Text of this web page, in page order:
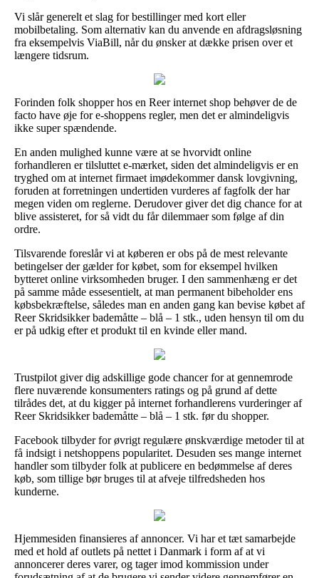
Vi slår generelt et slag for bestillinger med kort eller
mobilbetaling. Som alternativ kan du anvende en afdragsløsning
fra eksempelvis ViaBill, når du ønsker at dække prisen over et
længere tidsrum.
Forinden folk shopper hos en Reer internet shop behøver de de
facto have øje for e-shoppens regler, men det er almindeligvis
ikke super spændende.
En anden mulighed kunne være at se hvorvidt online
forhandleren er tilsluttet e-mærket, siden det almindeligvis er en
tryghed om at internet firmaet imødekommer dansk lovgivning,
foruden at forretningen undertiden vurderes af fagfolk der har
megen viden om reglerne. Derudover giver det dig chance for at
blive assisteret, for så vidt du får dilemmaer som følge af din
ordre.
Tilsvarende foreslår vi at køberen er obs på de mest relevante
betingelser der gælder for købet, som for eksempel hvilken
bytteret online virksomheden bruger. I den sammenhæng er det
på samme måde essesentielt, at man permanent bibeholder ens
købsbekræftelse, således man en anden gang kan bevise købet af
Reer Skridsikker bademåtte – blå – 1 stk., uden hensyn til om du
er på udkig efter et produkt til en kvinde eller mand.
Trustpilot giver dig adskillige gode chancer for at gennemrode
flere nuværende konsumenters ratings og på grund af dette
tilrådes det, at du kigger på internet forhandlerens vurderinger af
Reer Skridsikker bademåtte – blå – 1 stk. før du shopper.
Facebook tilbyder for øvrigt regulære ønskværdige metoder til at
få indsigt i netshoppens popularitet. Desuden ses mange internet
handler som tilbyder folk at publicere en bedømmelse af deres
køb, som tillige bør bruges til at afveje tilfredsheden hos
kunderne.
Hjemmesiden finansieres af annoncer. Vi har et tæt samarbejde
med et hold af outlets på nettet i Danmark i form af at vi
annoncerer deres varer, og tager imod kommission under